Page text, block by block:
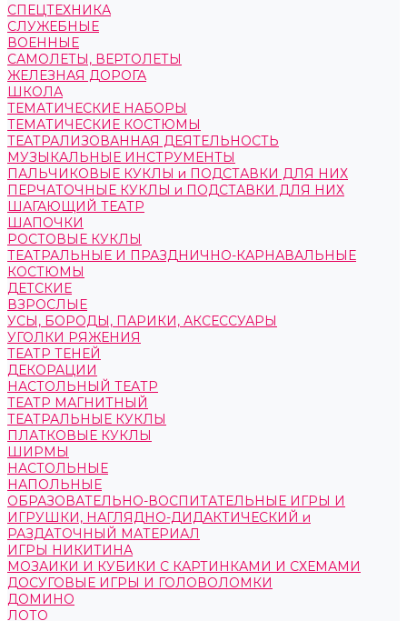
СПЕЦТЕХНИКА
СЛУЖЕБНЫЕ
ВОЕННЫЕ
САМОЛЕТЫ, ВЕРТОЛЕТЫ
ЖЕЛЕЗНАЯ ДОРОГА
ШКОЛА
ТЕМАТИЧЕСКИЕ НАБОРЫ
ТЕМАТИЧЕСКИЕ КОСТЮМЫ
ТЕАТРАЛИЗОВАННАЯ ДЕЯТЕЛЬНОСТЬ
МУЗЫКАЛЬНЫЕ ИНСТРУМЕНТЫ
ПАЛЬЧИКОВЫЕ КУКЛЫ и ПОДСТАВКИ ДЛЯ НИХ
ПЕРЧАТОЧНЫЕ КУКЛЫ и ПОДСТАВКИ ДЛЯ НИХ
ШАГАЮЩИЙ ТЕАТР
ШАПОЧКИ
РОСТОВЫЕ КУКЛЫ
ТЕАТРАЛЬНЫЕ И ПРАЗДНИЧНО-КАРНАВАЛЬНЫЕ
КОСТЮМЫ
ДЕТСКИЕ
ВЗРОСЛЫЕ
УСЫ, БОРОДЫ, ПАРИКИ, АКСЕССУАРЫ
УГОЛКИ РЯЖЕНИЯ
ТЕАТР ТЕНЕЙ
ДЕКОРАЦИИ
НАСТОЛЬНЫЙ ТЕАТР
ТЕАТР МАГНИТНЫЙ
ТЕАТРАЛЬНЫЕ КУКЛЫ
ПЛАТКОВЫЕ КУКЛЫ
ШИРМЫ
НАСТОЛЬНЫЕ
НАПОЛЬНЫЕ
ОБРАЗОВАТЕЛЬНО-ВОСПИТАТЕЛЬНЫЕ ИГРЫ И
ИГРУШКИ, НАГЛЯДНО-ДИДАКТИЧЕСКИЙ и
РАЗДАТОЧНЫЙ МАТЕРИАЛ
ИГРЫ НИКИТИНА
МОЗАИКИ И КУБИКИ С КАРТИНКАМИ И СХЕМАМИ
ДОСУГОВЫЕ ИГРЫ И ГОЛОВОЛОМКИ
ДОМИНО
ЛОТО